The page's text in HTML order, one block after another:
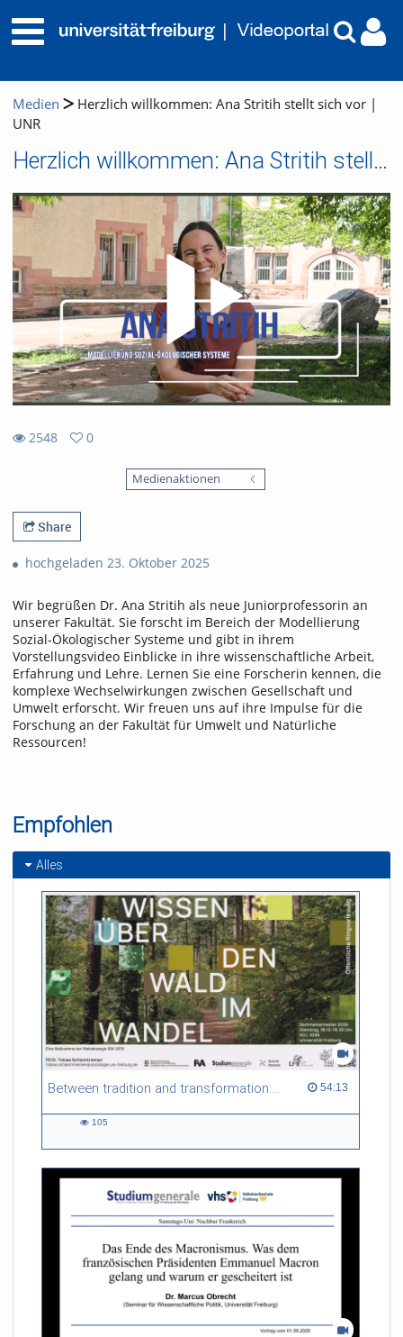
Medien
Herzlich willkommen: Ana Stritih stellt sich vor |
UNR
Herzlich willkommen: Ana Stritih stellt sich vor | UNR
2548
0
Medienaktionen
Share
hochgeladen 23. Oktober 2025
Wir begrüßen Dr. Ana Stritih als neue Juniorprofessorin an
unserer Fakultät. Sie forscht im Bereich der Modellierung
Sozial-Ökologischer Systeme und gibt in ihrem
Vorstellungsvideo Einblicke in ihre wissenschaftliche Arbeit,
Erfahrung und Lehre. Lernen Sie eine Forscherin kennen, die
komplexe Wechselwirkungen zwischen Gesellschaft und
Umwelt erforscht. Wir freuen uns auf ihre Impulse für die
Forschung an der Fakultät für Umwelt und Natürliche
Ressourcen!
Empfohlen
Alles
Between tradition and transformation: how owners, advisers and institutions co-create knowledge for resilient forests in Europe 54:13
54:13 duration
105